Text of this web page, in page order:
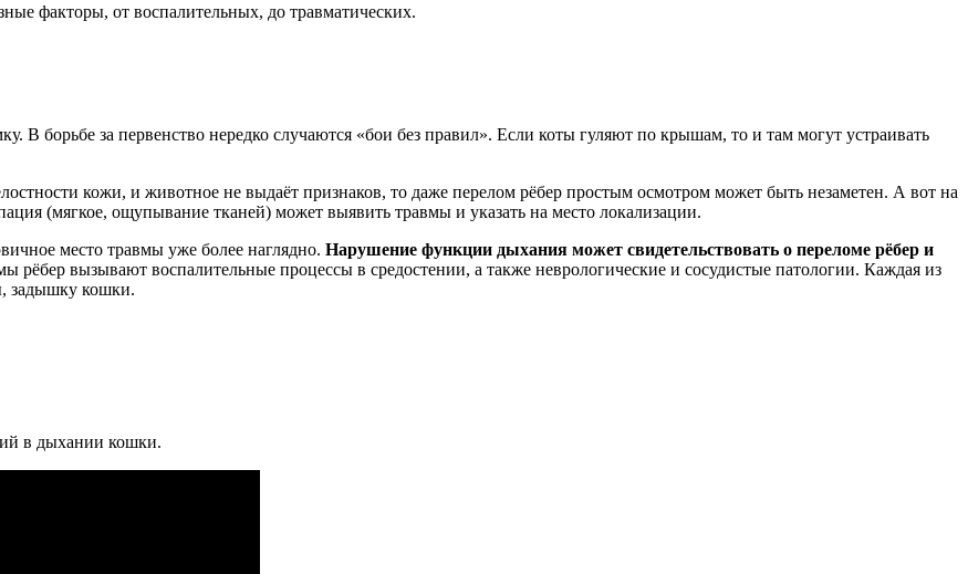
факторы, от воспалительных, до травматических.
В борьбе за первенство нередко случаются «бои без правил». Если коты гуляют по крышам, то и там могут устраивать
кожи, и животное не выдаёт признаков, то даже перелом рёбер простым осмотром может быть незаметен. А вот на
(мягкое, ощупывание тканей) может выявить травмы и указать на место локализации.
место травмы уже более наглядно. Нарушение функции дыхания может свидетельствовать о переломе рёбер и
рёбер вызывают воспалительные процессы в средостении, а также неврологические и сосудистые патологии. Каждая из
задышку кошки.
в дыхании кошки.